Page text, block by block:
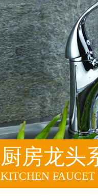
厨房龙头
KITCHEN FAUCET